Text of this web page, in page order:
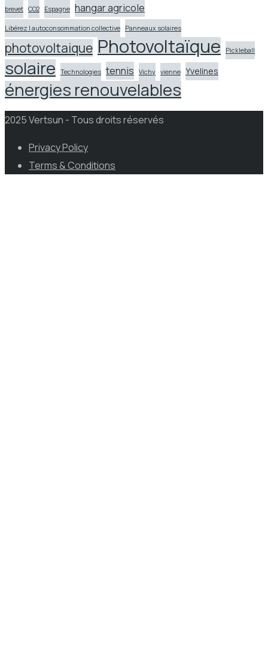
brevet CO2 Espagne hangar agricole
Libérez l autoconsommation collective Panneaux solaires
photovoltaique Photovoltaïque Pickleball
solaire Technologies tennis Vichy vienne Yvelines
énergies renouvelables
2025 Vertsun - Tous droits réservés
Privacy Policy
Terms & Conditions